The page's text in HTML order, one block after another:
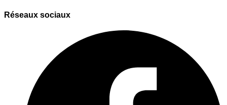
Réseaux sociaux